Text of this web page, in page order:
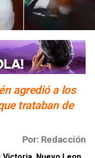
agredió a los
trataban de
Por: Redacción